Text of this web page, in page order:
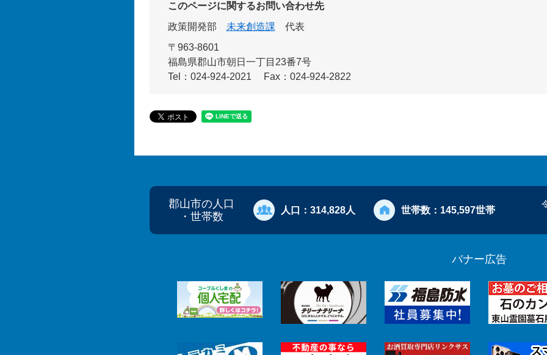
このページに関するお問い合わせ先
政策開発部
未来創造課
代表
〒963-8601
福島県郡山市朝日一丁目23番7号
Tel：024-924-2021
Fax：024-924-2822
郡山市の人口
・世帯数
人口： 314,828人 世帯数： 145,597世帯
バナー広告